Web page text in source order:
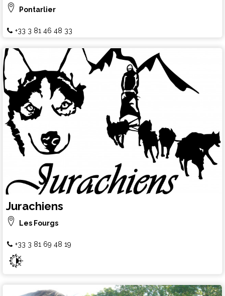
Pontarlier
+33 3 81 46 48 33
Jurachiens
Les Fourgs
+33 3 81 69 48 19